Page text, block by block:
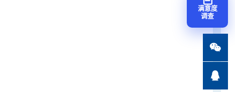
满意度
调查

